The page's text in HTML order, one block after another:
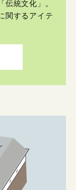
統文化」。
関するアイテ